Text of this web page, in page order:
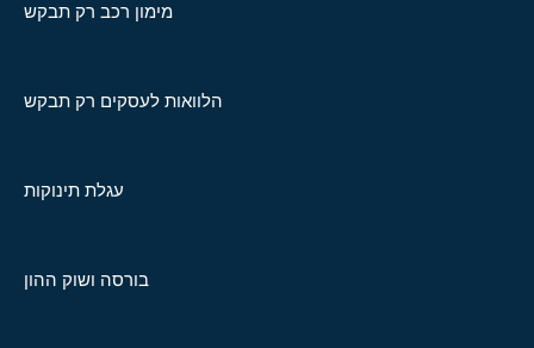
מימון רכב רק תבקש
הלוואות לעסקים רק תבקש
עגלת תינוקות
בורסה ושוק ההון